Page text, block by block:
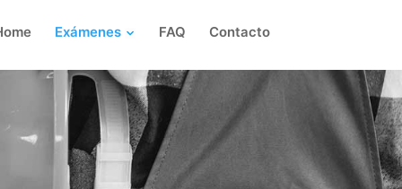
Exámenes FAQ Contacto